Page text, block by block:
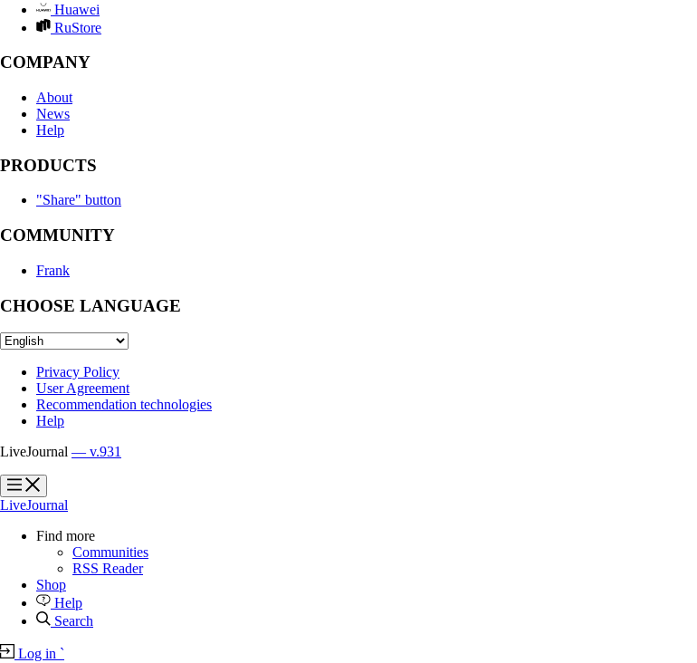
Huawei
RuStore
COMPANY
About
News
Help
PRODUCTS
"Share" button
COMMUNITY
Frank
CHOOSE LANGUAGE
Privacy Policy
User Agreement
Recommendation technologies
Help
LiveJournal — v.931
?
?
LiveJournal
Find more
Communities
RSS Reader
Shop
Help
Search
Log in `